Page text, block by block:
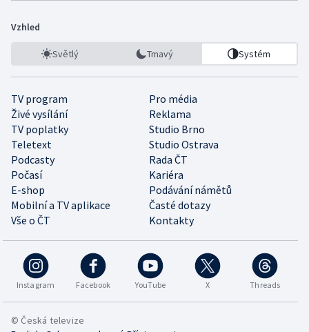
Vzhled
Světlý Tmavý Systém
TV program
Pro média
Živé vysílání
Reklama
TV poplatky
Studio Brno
Teletext
Studio Ostrava
Podcasty
Rada ČT
Počasí
Kariéra
E-shop
Podávání námětů
Mobilní a TV aplikace
Časté dotazy
Vše o ČT
Kontakty
Instagram Facebook YouTube X Threads
© Česká televize